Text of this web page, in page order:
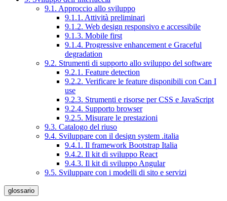
9.1. Approccio allo sviluppo
9.1.1. Attività preliminari
9.1.2. Web design responsivo e accessibile
9.1.3. Mobile first
9.1.4. Progressive enhancement e Graceful
degradation
9.2. Strumenti di supporto allo sviluppo del software
9.2.1. Feature detection
9.2.2. Verificare le feature disponibili con Can I
use
9.2.3. Strumenti e risorse per CSS e JavaScript
9.2.4. Supporto browser
9.2.5. Misurare le prestazioni
9.3. Catalogo del riuso
9.4. Sviluppare con il design system .italia
9.4.1. Il framework Bootstrap Italia
9.4.2. Il kit di sviluppo React
9.4.3. Il kit di sviluppo Angular
9.5. Sviluppare con i modelli di sito e servizi
glossario